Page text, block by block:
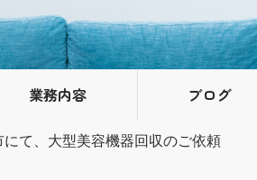
業務内容 ブログ
にて、大型美容機器回収のご依頼